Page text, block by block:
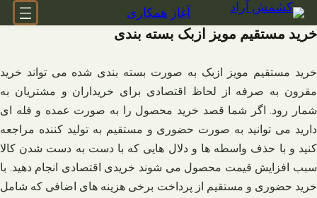
رفتن
به
محتوا
آغاز همکاری
خرید مستقیم مویز ازبک بسته بندی
خرید مستقیم مویز ازبک به صورت بسته بندی شده می تواند خرید
مقرون به صرفه از لحاظ اقتصادی برای خریداران و مشتریان به
شمار رود. اگر شما قصد خرید محصول را به صورت عمده و فله ای
دارید می توانید به صورت حضوری و مستقیم به تولید کننده مراجعه
کنید و با حذف واسطه‌ ها و دلال‌ هایی که با دست به دست شدن کالا
سبب افزایش قیمت محصول می شوند خریدی اقتصادی انجام دهید. با
خرید حضوری و مستقیم از پرداخت برخی هزینه های اضافی که شامل